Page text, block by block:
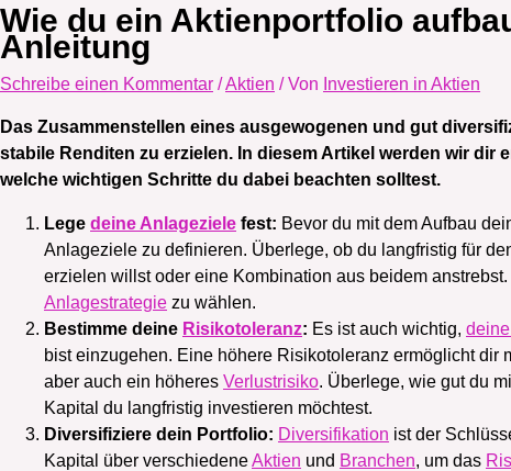
Wie du ein Aktienportfolio
Anleitung
Schreibe einen Kommentar /Aktien / Von Investieren in Aktien
Das Zusammenstellen eines ausgewogenen und gut
stabile Renditen zu erzielen. In diesem Artikel werden wir dir
welche wichtigen Schritte du dabei beachten solltest.
Lege deine Anlageziele fest: Bevor du mit dem Aufbau
Anlageziele zu definieren. Überlege, ob du langfristig für
erzielen willst oder eine Kombination aus beidem
Anlagestrategie zu wählen.
Bestimme deine Risikotoleranz: Es ist auch wichtig,
bist einzugehen. Eine höhere Risikotoleranz ermöglicht dir
aber auch ein höheres Verlustrisiko. Überlege, wie gut du
Kapital du langfristig investieren möchtest.
Diversifiziere dein Portfolio: Diversifikation ist der
Kapital über verschiedeneAktien und Branchen, um das